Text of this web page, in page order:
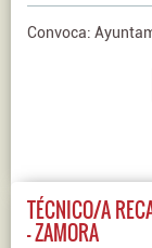
Convoca:
TÉCNICO/A
- ZAMORA